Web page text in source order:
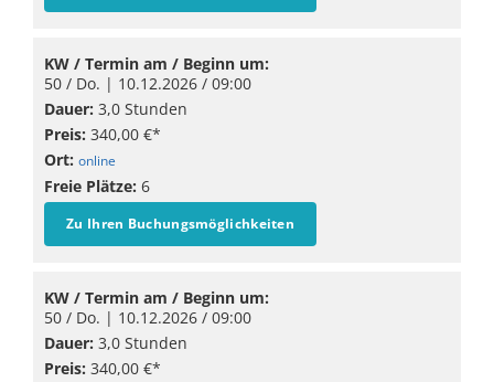
KW / Termin am / Beginn um:
50 / Do. | 10.12.2026 / 09:00
Dauer: 3,0 Stunden
Preis: 340,00 €*
Ort: online
Freie Plätze: 6
Zu Ihren Buchungsmöglichkeiten
KW / Termin am / Beginn um:
50 / Do. | 10.12.2026 / 09:00
Dauer: 3,0 Stunden
Preis: 340,00 €*